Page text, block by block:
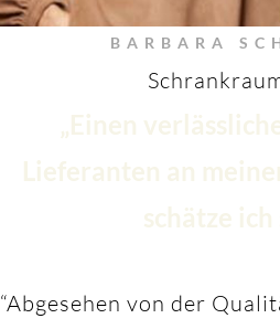
BARBARA
„Einen
Lieferanten an
schätze ich
“Abgesehen von der